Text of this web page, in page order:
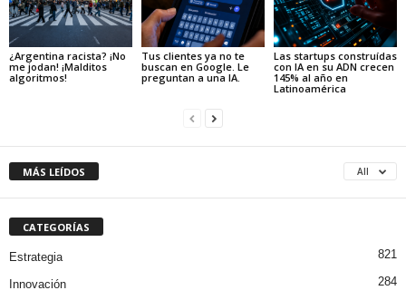
¿Argentina racista? ¡No
me jodan! ¡Malditos
algoritmos!
Tus clientes ya no te
buscan en Google. Le
preguntan a una IA.
Las startups construídas
con IA en su ADN crecen
145% al año en
Latinoamérica
MÁS LEÍDOS All
CATEGORÍAS
Estrategia 821
Innovación 284